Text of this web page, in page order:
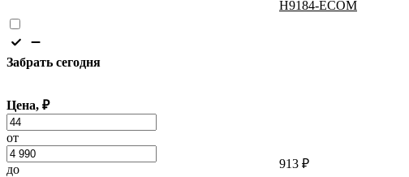
Забрать сегодня
Цена, ₽
от
до 913 ₽